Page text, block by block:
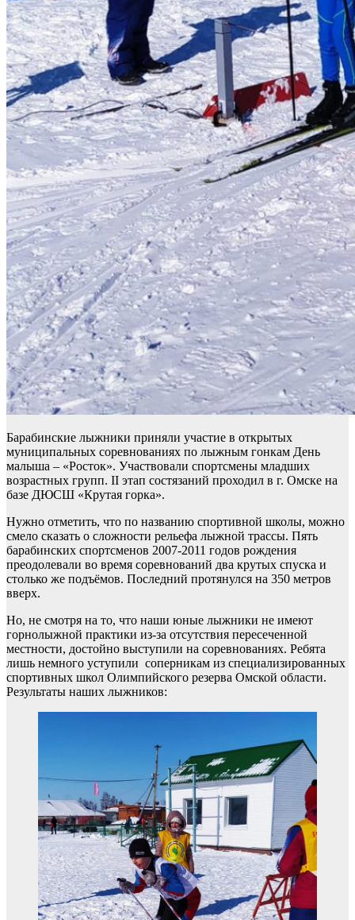
Барабинские лыжники приняли участие в открытых
муниципальных соревнованиях по лыжным гонкам День
малыша – «Росток». Участвовали спортсмены младших
возрастных групп. II этап состязаний проходил в г. Омске на
базе ДЮСШ «Крутая горка».
Нужно отметить, что по названию спортивной школы, можно
смело сказать о сложности рельефа лыжной трассы. Пять
барабинских спортсменов 2007-2011 годов рождения
преодолевали во время соревнований два крутых спуска и
столько же подъёмов. Последний протянулся на 350 метров
вверх.
Но, не смотря на то, что наши юные лыжники не имеют
горнолыжной практики из-за отсутствия пересеченной
местности, достойно выступили на соревнованиях. Ребята
лишь немного уступили соперникам из специализированных
спортивных школ Олимпийского резерва Омской области.
Результаты наших лыжников: